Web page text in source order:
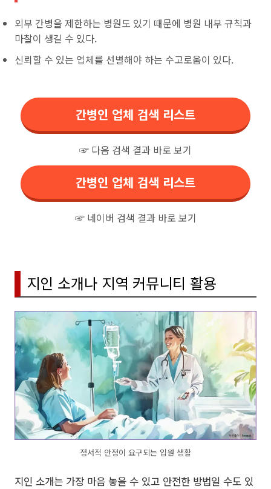
외부 간병을 제한하는 병원도 있기 때문에 병원 내부 규칙과
마찰이 생길 수 있다.
신뢰할 수 있는 업체를 선별해야 하는 수고로움이 있다.
간병인 업체 검색 리스트
☞ 다음 검색 결과 바로 보기
간병인 업체 검색 리스트
☞ 네이버 검색 결과 바로 보기
지인 소개나 지역 커뮤니티 활용
정서적 안정이 요구되는 입원 생활
지인 소개는 가장 마음 놓을 수 있고 안전한 방법일 수도 있